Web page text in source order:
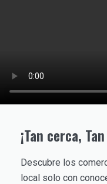
¡Tan cerca,
Descubre los
local solo con